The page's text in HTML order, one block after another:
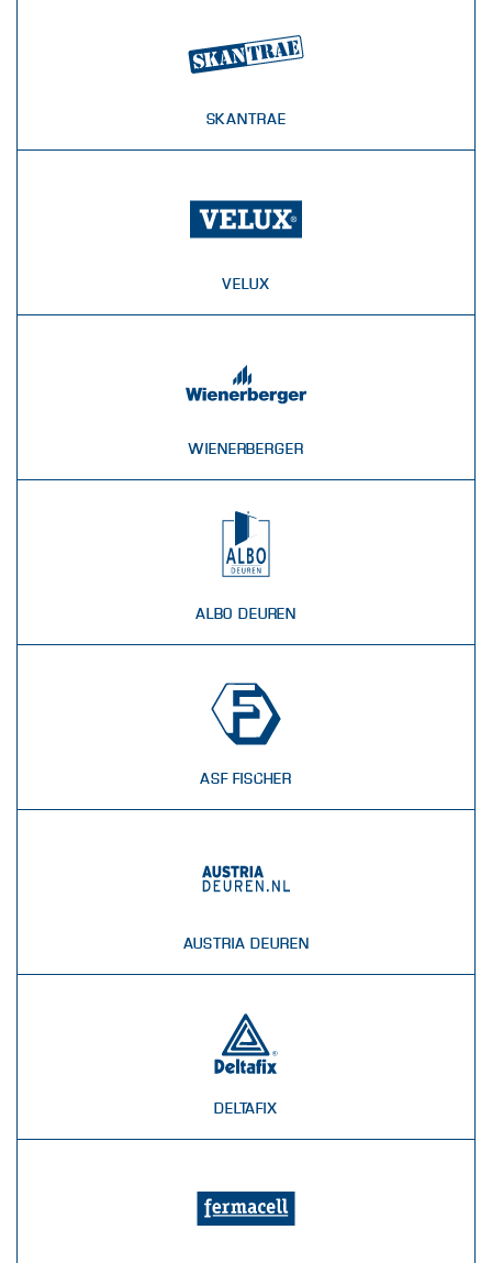
SKANTRAE
VELUX
WIENERBERGER
ALBO DEUREN
ASF FISCHER
AUSTRIA DEUREN
DELTAFIX